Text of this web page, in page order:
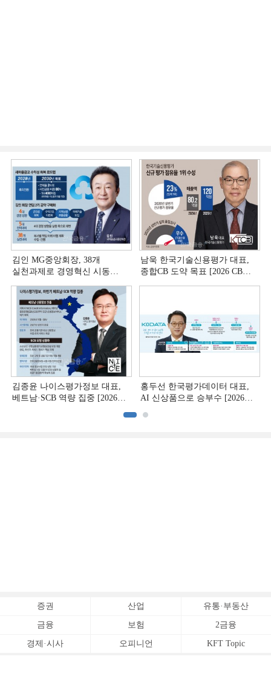
김인 MG중앙회장, 38개
실천과제로 경영혁신 시동
남욱 한국기술신용평가 대표,
종합CB 도약 목표 [2026 CB사
김종윤 나이스평가정보 대표,
베트남·SCB 역량 집중 [2026
홍두선 한국평가데이터 대표,
AI 신상품으로 승부수 [2026
증권 산업 유통·부동산
금융 보험 2금융
경제·시사 오피니언 KFT Topic